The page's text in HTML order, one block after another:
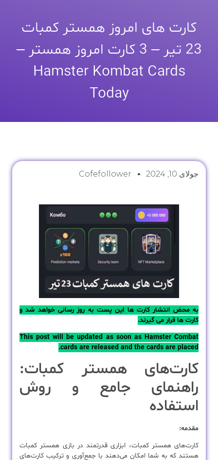
کارت های امروز همستر کمبات
23 تیر – 3 کارت امروز همستر –
Hamster Kombat Cards
Today
جولای 10, 2024 Cofefollower
به محض انتشار کارت ها این پست به روز رسانی خواهد شد و
کارت ها قرار می گیرند.
This post will be updated as soon as Hamster Combat
cards are released and the cards are placed.
کارت‌های همستر کمبات:
راهنمای جامع و روش
استفاده
مقدمه:
کارت‌های همستر کمبات، ابزاری قدرتمند در بازی همستر کمبات
هستند که به شما امکان می‌دهند با جمع‌آوری و ترکیب کارت‌های